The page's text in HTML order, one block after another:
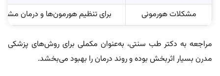
مشکلات هورمونی
برای تنظیم هورمون‌ها و درمان
مراجعه به دکتر طب سنتی، به‌عنوان مکملی برای روش‌های پزشکی
مدرن بسیار اثربخش بوده و روند درمان را بهبود می‌بخشد.